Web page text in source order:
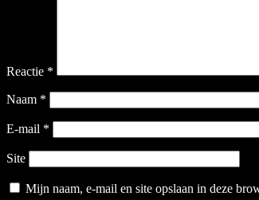
Reactie *
Naam *
E-mail *
Site
Mijn naam, e-mail en site opslaan in deze